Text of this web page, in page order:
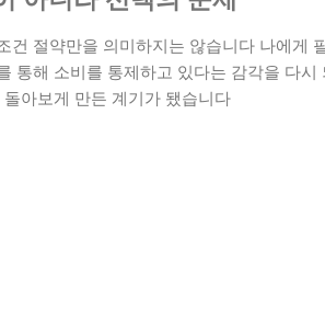
건 절약만을 의미하지는 않습니다 나에게
통해 소비를 통제하고 있다는 감각을 다
아보게 만든 계기가 됐습니다